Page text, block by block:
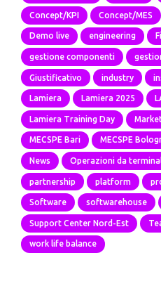
Concept/KPI Concept/MES
Demo live engineering
gestione componenti
Giustificativo industry
Lamiera Lamiera 2025
Lamiera Training Day
MECSPE Bari MECSPE
News Operazioni da
partnership platform
Software softwarehouse
Support Center Nord-Est
work life balance